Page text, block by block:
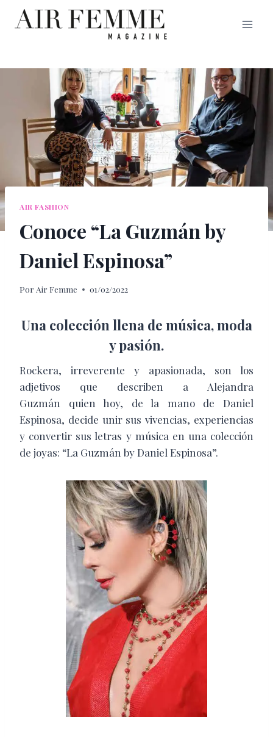
Saltar
AIR FASHION
Conoce “La Guzmán by
Daniel Espinosa”
Por Air Femme 01/02/2022
Una colección llena de música, moda
y pasión.
Rockera, irreverente y apasionada, son los
adjetivos que describen a Alejandra
Guzmán quien hoy, de la mano de Daniel
Espinosa, decide unir sus vivencias, experiencias
y convertir sus letras y música en una colección
de joyas: “La Guzmán by Daniel Espinosa”.